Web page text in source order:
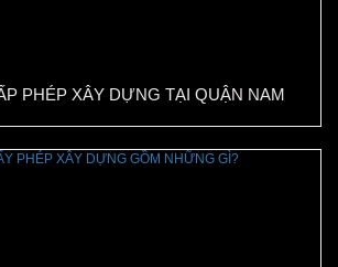
PHÉP XÂY DỰNG TẠI QUẬN NAM